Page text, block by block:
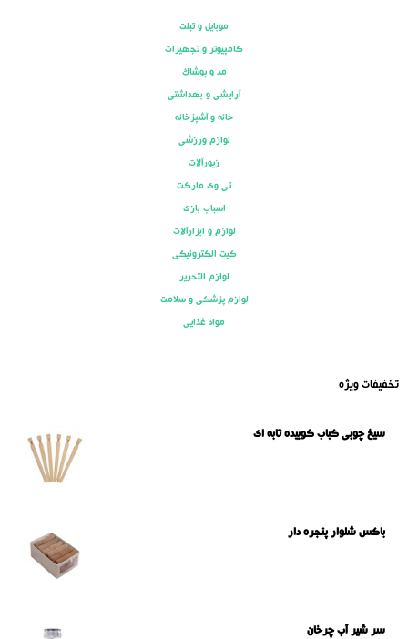
موبایل و تبلت
کامپیوتر و تجهیزات
مد و پوشاک
آرایشی و بهداشتی
خانه و آشپزخانه
لوازم ورزشی
زیورآلات
تی وی مارکت
اسباب بازی
لوازم و ابزارآلات
کیت الکترونیکی
لوازم التحریر
لوازم پزشکی و سلامت
مواد غذایی
تخفیفات ویژه
سیخ چوبی کباب کوبیده تابه ای
باکس شلوار پنجره دار
سر شیر آب چرخان